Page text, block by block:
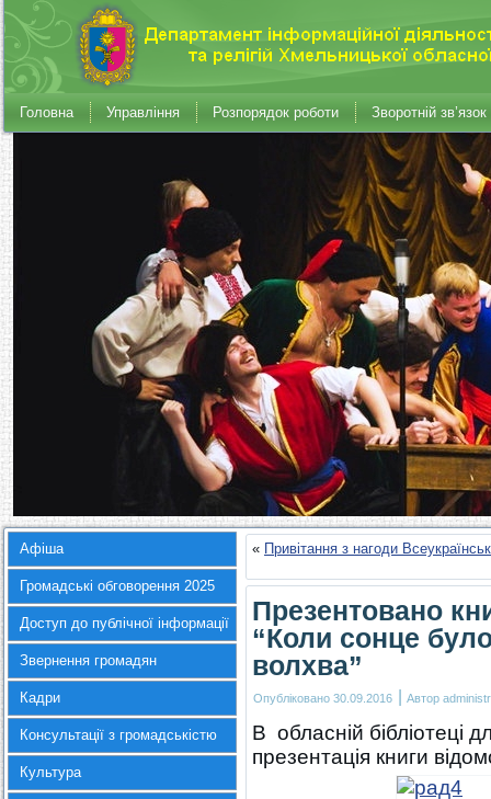
Головна Управління Розпорядок роботи Зворотній зв’язок
Афіша
Громадські обговорення 2025
Доступ до публічної інформації
Звернення громадян
Кадри
Консультації з громадськістю
Культура
« Привітання з нагоди
Презентовано
“Коли сонце
волхва”
Опубліковано 30.09.2016 | Автор
В обласній бібліотеці
презентація книги